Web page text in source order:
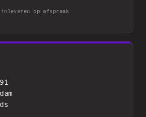
op afspraak